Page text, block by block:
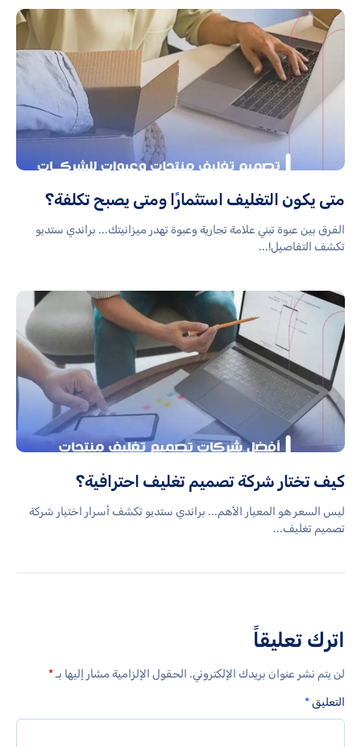
متى يكون التغليف استثمارًا ومتى يصبح تكلفة؟
الفرق بين عبوة تبني علامة تجارية وعبوة تهدر ميزانيتك... براندي ستديو
تكشف التفاصيل!...
كيف تختار شركة تصميم تغليف احترافية؟
ليس السعر هو المعيار الأهم... براندي ستديو تكشف أسرار اختيار شركة
تصميم تغليف...
اترك تعليقاً
لن يتم نشر عنوان بريدك الإلكتروني. الحقول الإلزامية مشار إليها بـ*
التعليق*